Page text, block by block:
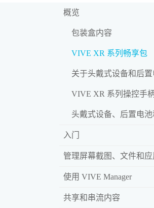
概览
包装盒内容
VIVE XR 系列畅享包
关于头戴式设备和后
VIVE XR 系列操控手
头戴式设备、后置电
入门
管理屏幕截图、文件和
使用 VIVE Manager
共享和串流内容